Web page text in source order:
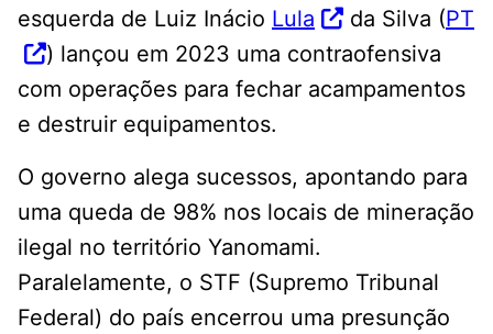
esquerda de Luiz Inácio Lula da Silva (PT
) lançou em 2023 uma contraofensiva
com operações para fechar acampamentos
e destruir equipamentos.
O governo alega sucessos, apontando para
uma queda de 98% nos locais de mineração
ilegal no território Yanomami.
Paralelamente, o STF (Supremo Tribunal
Federal) do país encerrou uma presunção